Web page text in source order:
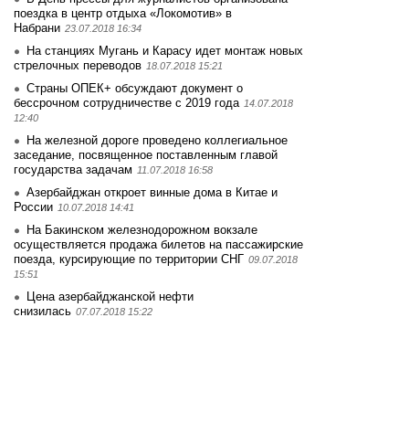
поездка в центр отдыха «Локомотив» в
Набрани 23.07.2018 16:34
На станциях Мугань и Карасу идет монтаж новых
стрелочных переводов 18.07.2018 15:21
Страны ОПЕК+ обсуждают документ о
бессрочном сотрудничестве с 2019 года 14.07.2018
12:40
На железной дороге проведено коллегиальное
заседание, посвященное поставленным главой
государства задачам 11.07.2018 16:58
Азербайджан откроет винные дома в Китае и
России 10.07.2018 14:41
На Бакинском железнодорожном вокзале
осуществляется продажа билетов на пассажирские
поезда, курсирующие по территории СНГ 09.07.2018
15:51
Цена азербайджанской нефти
снизилась 07.07.2018 15:22